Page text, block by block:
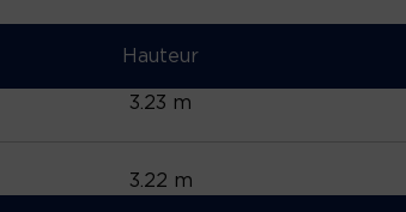
Hauteur
3.23 m
3.22 m